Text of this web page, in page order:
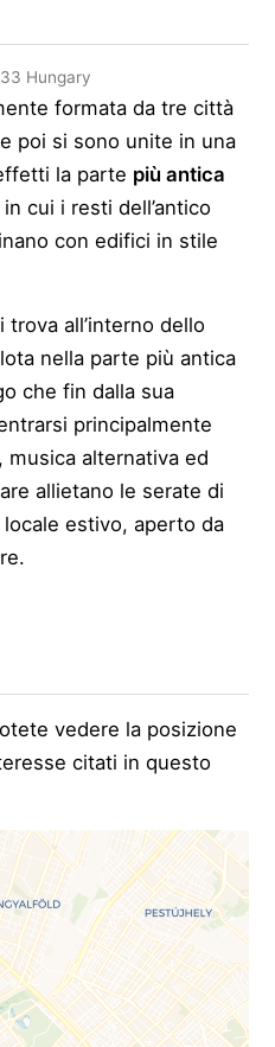
Hungary
formata da tre città
poi si sono unite in una
la parte più antica
cui i resti dell’antico
con edifici in stile
all’interno dello
nella parte più antica
che fin dalla sua
principalmente
musica alternativa ed
allietano le serate di
estivo, aperto da
vedere la posizione
citati in questo